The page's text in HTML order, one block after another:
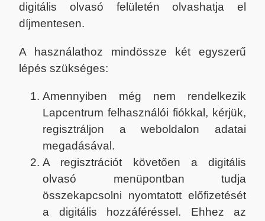
digitális olvasó felületén olvashatja el
díjmentesen.
A használathoz mindössze két egyszerű
lépés szükséges:
Amennyiben még nem rendelkezik
Lapcentrum felhasználói fiókkal, kérjük,
regisztráljon a weboldalon adatai
megadásával.
A regisztrációt követően a digitális
olvasó menüpontban tudja
összekapcsolni nyomtatott előfizetését
a digitális hozzáféréssel. Ehhez az